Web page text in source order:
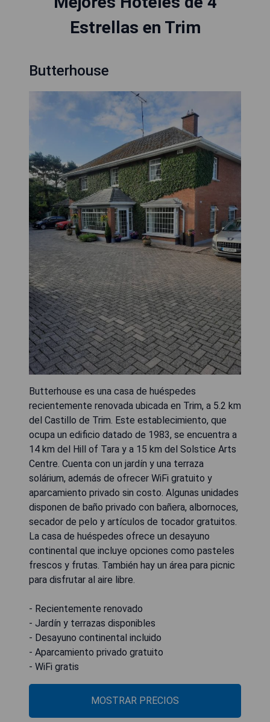
Estrellas en Trim
Butterhouse
Butterhouse es una casa de huéspedes
recientemente renovada ubicada en Trim, a 5.2 km
del Castillo de Trim. Este establecimiento, que
ocupa un edificio datado de 1983, se encuentra a
14 km del Hill of Tara y a 15 km del Solstice Arts
Centre. Cuenta con un jardín y una terraza
solárium, además de ofrecer WiFi gratuito y
aparcamiento privado sin costo. Algunas unidades
disponen de baño privado con bañera, albornoces,
secador de pelo y artículos de tocador gratuitos.
La casa de huéspedes ofrece un desayuno
continental que incluye opciones como pasteles
frescos y frutas. También hay un área para picnic
para disfrutar al aire libre.
- Recientemente renovado
- Jardín y terrazas disponibles
- Desayuno continental incluido
- Aparcamiento privado gratuito
- WiFi gratis
MOSTRAR PRECIOS